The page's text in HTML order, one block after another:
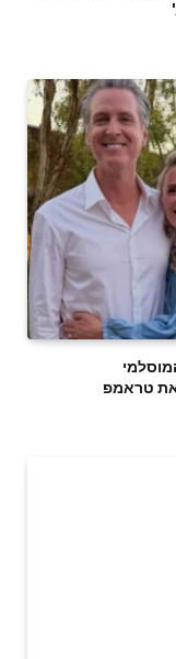
את טראמפ